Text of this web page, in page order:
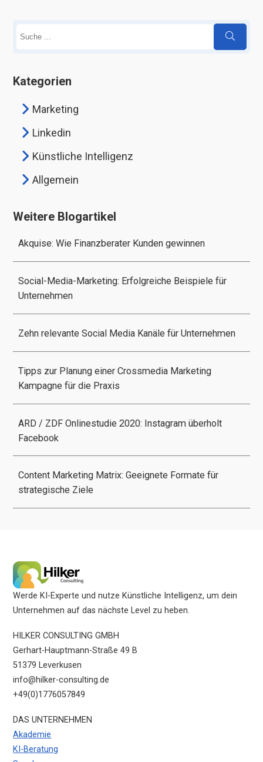
Kategorien
Marketing
Linkedin
Künstliche Intelligenz
Allgemein
Weitere Blogartikel
Akquise: Wie Finanzberater Kunden gewinnen
Social-Media-Marketing: Erfolgreiche Beispiele für
Unternehmen
Zehn relevante Social Media Kanäle für Unternehmen
Tipps zur Planung einer Crossmedia Marketing
Kampagne für die Praxis
ARD / ZDF Onlinestudie 2020: Instagram überholt
Facebook
Content Marketing Matrix: Geeignete Formate für
strategische Ziele
Werde KI-Experte und nutze Künstliche Intelligenz, um dein
Unternehmen auf das nächste Level zu heben.
HILKER CONSULTING GMBH
Gerhart-Hauptmann-Straße 49 B
51379 Leverkusen
info@hilker-consulting.de
+49(0)1776057849
DAS UNTERNEHMEN
Akademie
KI-Beratung